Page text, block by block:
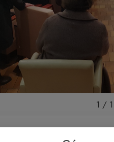
1 / 1